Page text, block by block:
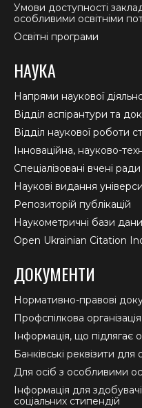
Умови доступності
особливими освітніми
Освітні програми
НАУКА
Напрями наукової
Відділ аспірантури та
Відділ наукової роботи
Інноваційна, науково-
Спеціалізовані вчені ради
Наукові видання
Репозиторій публікацій
Наукометричні бази
Open Ukrainian Citation
ДОКУМЕНТИ
Нормативно-правові
Профспілкова організація
Інформація, що
Банківські реквізити
Для осіб з особливими
Інформація для
соціальних стипендій